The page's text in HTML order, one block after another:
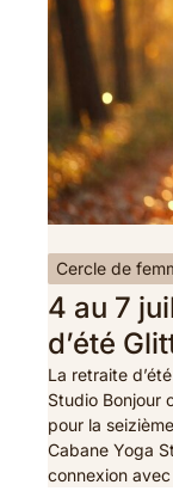
Cercle de
4 au 7
d’été
La retraite
Studio Bonjour
pour la
Cabane Yoga
connexion